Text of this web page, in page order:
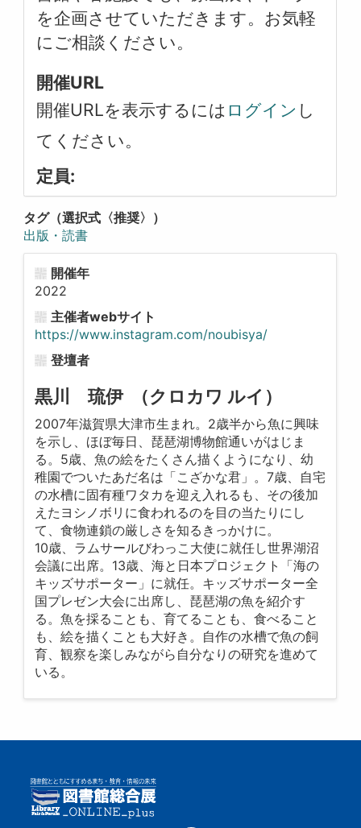
を企画させていただきます。お気軽
にご相談ください。
開催URL
開催URLを表示するには ログイン し
てください。
定員:
タグ（選択式〈推奨〉）
出版・読書
開催年
2022
主催者webサイト
https://www.instagram.com/noubisya/
登壇者
黒川 琉伊 （クロカワ ルイ）
2007年滋賀県大津市生まれ。2歳半から魚に興味
を示し、ほぼ毎日、琵琶湖博物館通いがはじま
る。5歳、魚の絵をたくさん描くようになり、幼
稚園でついたあだ名は「こざかな君」。7歳、自宅
の水槽に固有種ワタカを迎え入れるも、その後加
えたヨシノボリに食われるのを目の当たりにし
て、食物連鎖の厳しさを知るきっかけに。
10歳、ラムサールびわっこ大使に就任し世界湖沼
会議に出席。13歳、海と日本プロジェクト「海の
キッズサポーター」に就任。キッズサポーター全
国プレゼン大会に出席し、琵琶湖の魚を紹介す
る。魚を採ることも、育てることも、食べること
も、絵を描くことも大好き。自作の水槽で魚の飼
育、観察を楽しみながら自分なりの研究を進めて
いる。